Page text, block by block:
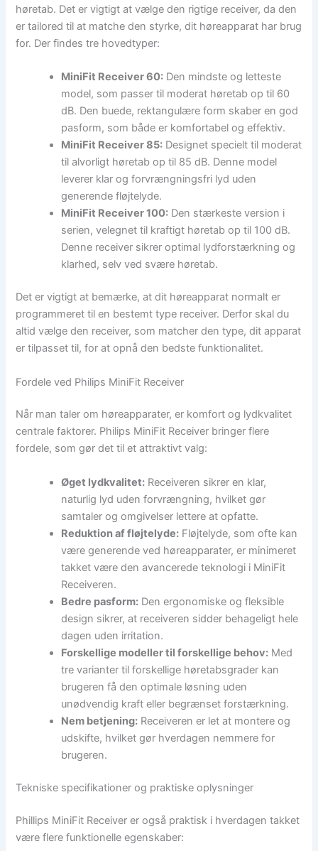
høretab. Det er vigtigt at vælge den rigtige receiver, da den
er tailored til at matche den styrke, dit høreapparat har brug
for. Der findes tre hovedtyper:
MiniFit Receiver 60: Den mindste og letteste
model, som passer til moderat høretab op til 60
dB. Den buede, rektangulære form skaber en god
pasform, som både er komfortabel og effektiv.
MiniFit Receiver 85: Designet specielt til moderat
til alvorligt høretab op til 85 dB. Denne model
leverer klar og forvrængningsfri lyd uden
generende fløjtelyde.
MiniFit Receiver 100: Den stærkeste version i
serien, velegnet til kraftigt høretab op til 100 dB.
Denne receiver sikrer optimal lydforstærkning og
klarhed, selv ved svære høretab.
Det er vigtigt at bemærke, at dit høreapparat normalt er
programmeret til en bestemt type receiver. Derfor skal du
altid vælge den receiver, som matcher den type, dit apparat
er tilpasset til, for at opnå den bedste funktionalitet.
Fordele ved Philips MiniFit Receiver
Når man taler om høreapparater, er komfort og lydkvalitet
centrale faktorer. Philips MiniFit Receiver bringer flere
fordele, som gør det til et attraktivt valg:
Øget lydkvalitet: Receiveren sikrer en klar,
naturlig lyd uden forvrængning, hvilket gør
samtaler og omgivelser lettere at opfatte.
Reduktion af fløjtelyde: Fløjtelyde, som ofte kan
være generende ved høreapparater, er minimeret
takket være den avancerede teknologi i MiniFit
Receiveren.
Bedre pasform: Den ergonomiske og fleksible
design sikrer, at receiveren sidder behageligt hele
dagen uden irritation.
Forskellige modeller til forskellige behov: Med
tre varianter til forskellige høretabsgrader kan
brugeren få den optimale løsning uden
unødvendig kraft eller begrænset forstærkning.
Nem betjening: Receiveren er let at montere og
udskifte, hvilket gør hverdagen nemmere for
brugeren.
Tekniske specifikationer og praktiske oplysninger
Phillips MiniFit Receiver er også praktisk i hverdagen takket
være flere funktionelle egenskaber: